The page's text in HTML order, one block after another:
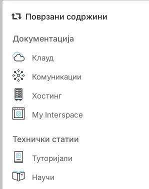
Поврзани содржини
Документација
Клауд
Комуникации
Хостинг
My Interspace
Технички статии
Туторијали
Научи